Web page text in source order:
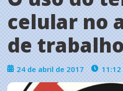
celular no
de trabalho
24 de abril de 2017 11:12